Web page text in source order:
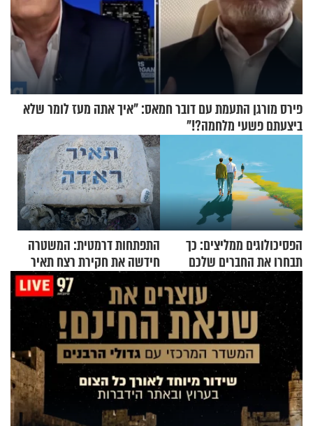
פירס מורגן התעמת עם דובר חמאס: "איך אתה מעז לומר שלא
ביצעתם פשעי מלחמה?!"
הפסיכולוגים ממליצים: כך
תבחרו את החברים שלכם
בחיים
התפתחות דרמטית: המשטרה
חידשה את חקירת רצח תאיר
ראדה